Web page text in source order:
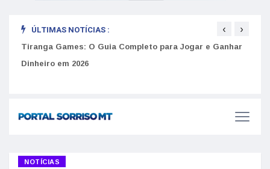
ÚLTIMAS NOTÍCIAS :
Tiranga Games: O Guia Completo para Jogar e Ganhar
Dinheiro em 2026
‹ ›
NOTÍCIAS